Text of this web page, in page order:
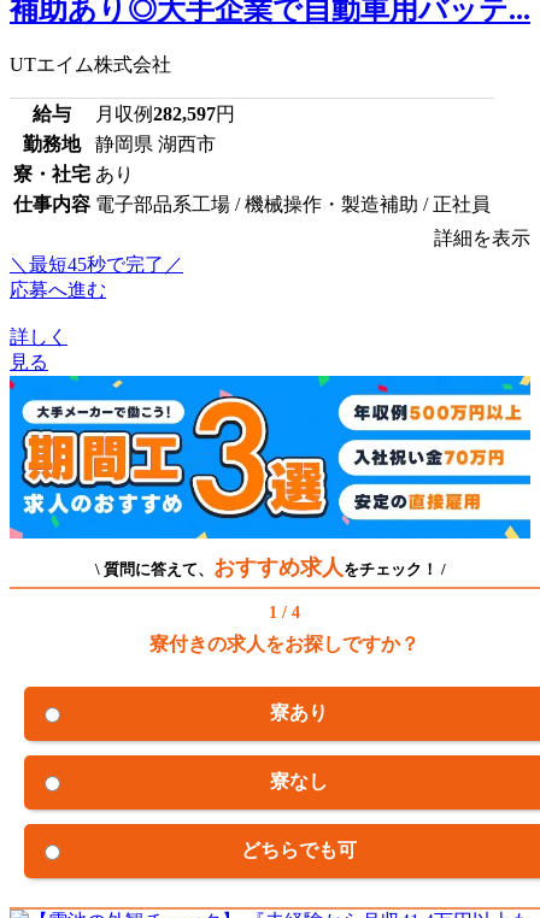
補助あり◎大手企業で自動車用バッテ...
UTエイム株式会社
給与 月収例282,597円
勤務地
静岡県 湖西市
寮・社宅 あり
仕事内容 電子部品系工場 / 機械操作・製造補助 / 正社員
詳細を表示
＼最短45秒で完了／
応募へ進む
詳しく
見る
\ 質問に答えて、 おすすめ求人 をチェック！ /
1 / 4
寮付きの求人をお探しですか？
寮あり
寮なし
どちらでも可